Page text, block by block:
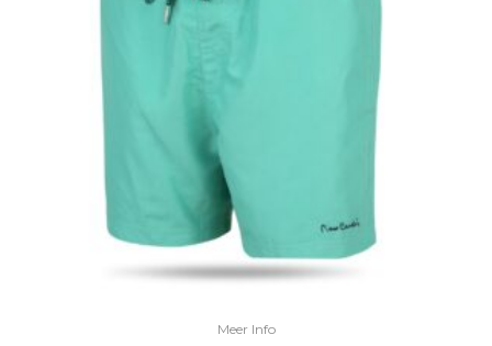
Meer Info